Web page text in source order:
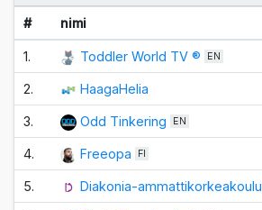
# nimi
1. Toddler World TV ® EN
2. HaagaHelia
3. Odd Tinkering EN
4. Freeopa FI
5. Diakonia-ammattikorkeakoulu